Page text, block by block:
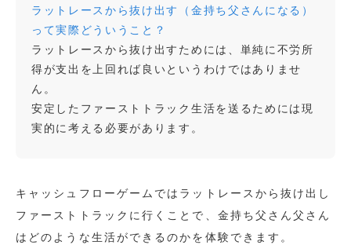
ラットレースから抜け出す（金持ち父さんになる）
って実際どういうこと？
ラットレースから抜け出すためには、単純に不労所
得が支出を上回れば良いというわけではありませ
ん。
安定したファーストトラック生活を送るためには現
実的に考える必要があります。
キャッシュフローゲームではラットレースから抜け出し
ファーストトラックに行くことで、金持ち父さん父さん
はどのような生活ができるのかを体験できます。